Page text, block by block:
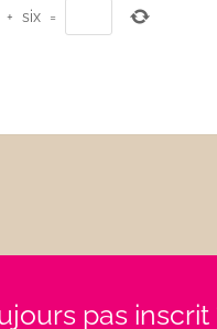
+ six =
pas